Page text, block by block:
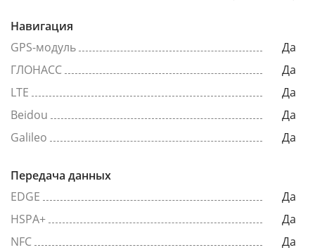
Навигация
GPS-модуль
Да
ГЛОНАСС
Да
LTE
Да
Beidou
Да
Galileo
Да
Передача данных
EDGE
Да
HSPA+
Да
NFC
Да